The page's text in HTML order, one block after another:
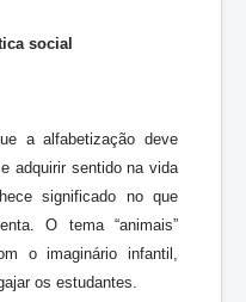
social
a alfabetização deve
adquirir sentido na vida
significado no que
O tema “animais”
o imaginário infantil,
os estudantes.